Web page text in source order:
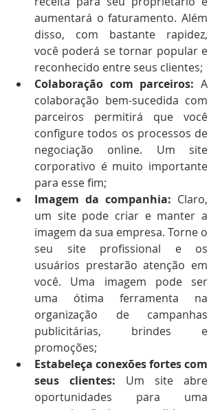
aumentará o faturamento. Além
disso, com bastante rapidez,
você poderá se tornar popular e
reconhecido entre seus clientes;
Colaboração com parceiros: A
colaboração bem-sucedida com
parceiros permitirá que você
configure todos os processos de
negociação online. Um site
corporativo é muito importante
para esse fim;
Imagem da companhia: Claro,
um site pode criar e manter a
imagem da sua empresa. Torne o
seu site profissional e os
usuários prestarão atenção em
você. Uma imagem pode ser
uma ótima ferramenta na
organização de campanhas
publicitárias, brindes e
promoções;
Estabeleça conexões fortes com
seus clientes: Um site abre
oportunidades para uma